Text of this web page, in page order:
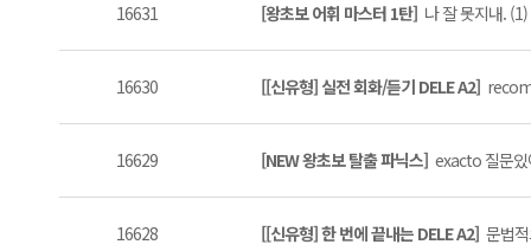
16631 [왕초보 어휘 마스터 1탄] 나 잘 못지내. (1)
16630 [[신유형] 실전 회화/듣기 DELE A2]
16629 [NEW 왕초보 탈출 파닉스] exacto 질문
16628 [[신유형] 한 번에 끝내는 DELE A2] 문법